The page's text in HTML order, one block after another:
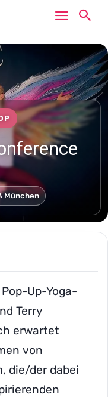
München
Up-Yoga-
Terry
erwartet
von
die/der dabei